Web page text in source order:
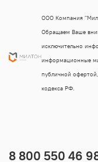
8 800 550 46
ООО Компания
Обращаем Ваше
исключительно
информационные
публичной
кодекса РФ.